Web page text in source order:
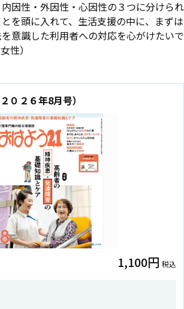
因性・外因性・心因性の３つに分けられ
を頭に入れて、生活支援の中に、まずは
意識した利用者への対応を心がけたいで
性）
２６年8月号）
1,100円 税込